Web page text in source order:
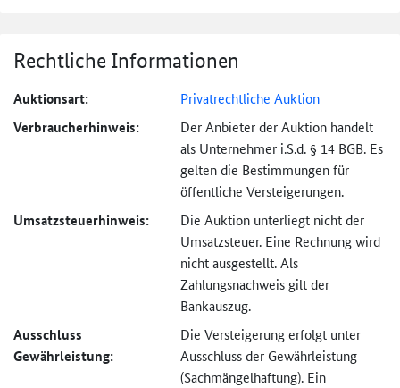
Rechtliche Informationen
Auktionsart: Privatrechtliche Auktion
Verbraucher­hinweis:
Der Anbieter der Auktion handelt
als Unternehmer i.S.d. § 14 BGB. Es
gelten die Bestimmungen für
öffentliche Versteigerungen.
Umsatzsteuer­hinweis:
Die Auktion unterliegt nicht der
Umsatzsteuer. Eine Rechnung wird
nicht ausgestellt. Als
Zahlungsnachweis gilt der
Bankauszug.
Ausschluss
Gewährleistung:
Die Versteigerung erfolgt unter
Ausschluss der Gewährleistung
(Sachmängel­haftung). Ein